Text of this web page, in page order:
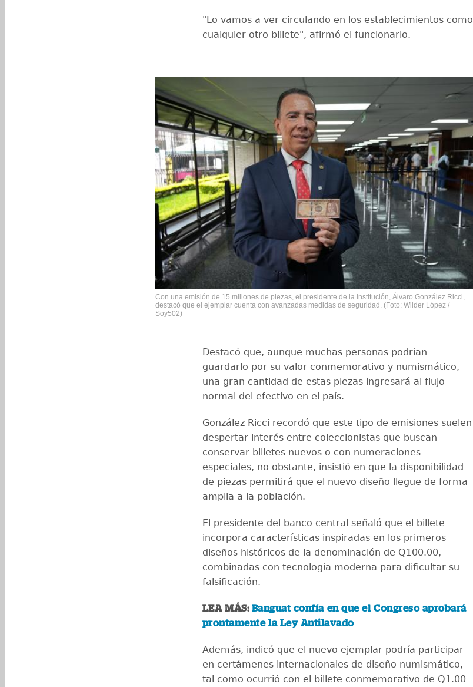
"Lo vamos a ver circulando en los establecimientos como
cualquier otro billete", afirmó el funcionario.
Con una emisión de 15 millones de piezas, el presidente de la institución, Álvaro González Ricci,
destacó que el ejemplar cuenta con avanzadas medidas de seguridad. (Foto: Wilder López /
Soy502)
Destacó que, aunque muchas personas podrían
guardarlo por su valor conmemorativo y numismático,
una gran cantidad de estas piezas ingresará al flujo
normal del efectivo en el país.
González Ricci recordó que este tipo de emisiones suelen
despertar interés entre coleccionistas que buscan
conservar billetes nuevos o con numeraciones
especiales, no obstante, insistió en que la disponibilidad
de piezas permitirá que el nuevo diseño llegue de forma
amplia a la población.
El presidente del banco central señaló que el billete
incorpora características inspiradas en los primeros
diseños históricos de la denominación de Q100.00,
combinadas con tecnología moderna para dificultar su
falsificación.
LEA MÁS:Banguat confía en que el Congreso aprobará
prontamente la Ley Antilavado
Además, indicó que el nuevo ejemplar podría participar
en certámenes internacionales de diseño numismático,
tal como ocurrió con el billete conmemorativo de Q1.00